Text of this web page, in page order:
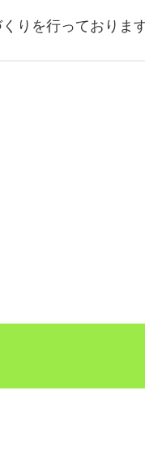
りを行っております